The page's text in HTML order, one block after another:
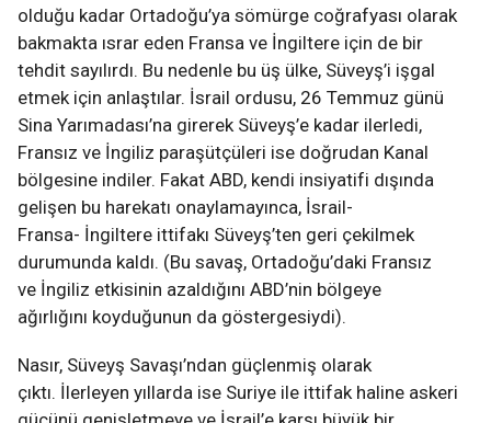
olduğu kadar Ortadoğu’ya sömürge coğrafyası olarak
bakmakta ısrar eden Fransa ve İngiltere için de bir
tehdit sayılırdı. Bu nedenle bu üş ülke, Süveyş’i işgal
etmek için anlaştılar. İsrail ordusu, 26 Temmuz günü
Sina Yarımadası’na girerek Süveyş’e kadar ilerledi,
Fransız ve İngiliz paraşütçüleri ise doğrudan Kanal
bölgesine indiler. Fakat ABD, kendi insiyatifi dışında
gelişen bu harekatı onaylamayınca, İsrail-
Fransa- İngiltere ittifakı Süveyş’ten geri çekilmek
durumunda kaldı. (Bu savaş, Ortadoğu’daki Fransız
ve İngiliz etkisinin azaldığını ABD’nin bölgeye
ağırlığını koyduğunun da göstergesiydi).
Nasır, Süveyş Savaşı’ndan güçlenmiş olarak
çıktı. İlerleyen yıllarda ise Suriye ile ittifak haline askeri